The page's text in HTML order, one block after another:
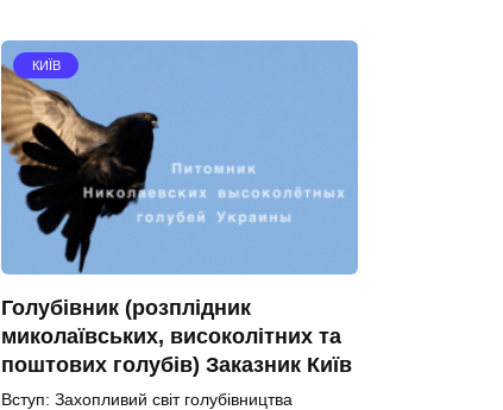
КИЇВ
Голубівник (розплідник
миколаївських, високолітних та
поштових голубів) Заказник Київ
Вступ: Захопливий світ голубівництва